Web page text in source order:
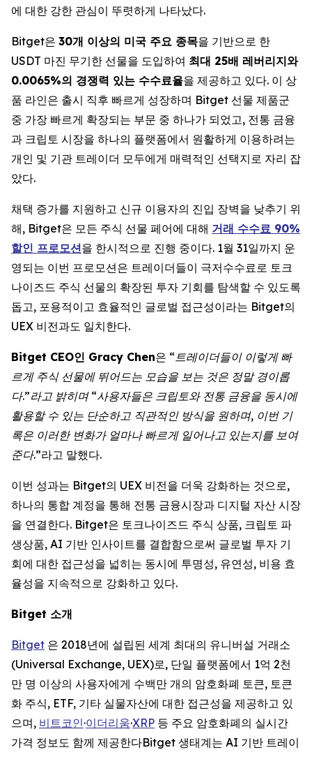
에 대한 강한 관심이 뚜렷하게 나타났다.
Bitget은 30개 이상의 미국 주요 종목을 기반으로 한
USDT 마진 무기한 선물을 도입하여 최대 25배 레버리지와
0.0065%의 경쟁력 있는 수수료율을 제공하고 있다. 이 상
품 라인은 출시 직후 빠르게 성장하며 Bitget 선물 제품군
중 가장 빠르게 확장되는 부문 중 하나가 되었고, 전통 금융
과 크립토 시장을 하나의 플랫폼에서 원활하게 이용하려는
개인 및 기관 트레이더 모두에게 매력적인 선택지로 자리 잡
았다.
채택 증가를 지원하고 신규 이용자의 진입 장벽을 낮추기 위
해, Bitget은 모든 주식 선물 페어에 대해 거래 수수료 90%
할인 프로모션을 한시적으로 진행 중이다. 1월 31일까지 운
영되는 이번 프로모션은 트레이더들이 극저수수료로 토크
나이즈드 주식 선물의 확장된 투자 기회를 탐색할 수 있도록
돕고, 포용적이고 효율적인 글로벌 접근성이라는 Bitget의
UEX 비전과도 일치한다.
Bitget CEO인 Gracy Chen은 “트레이더들이 이렇게 빠
르게 주식 선물에 뛰어드는 모습을 보는 것은 정말 경이롭
다.”라고 밝히며 “사용자들은 크립토와 전통 금융을 동시에
활용할 수 있는 단순하고 직관적인 방식을 원하며, 이번 기
록은 이러한 변화가 얼마나 빠르게 일어나고 있는지를 보여
준다.”라고 말했다.
이번 성과는 Bitget의 UEX 비전을 더욱 강화하는 것으로,
하나의 통합 계정을 통해 전통 금융시장과 디지털 자산 시장
을 연결한다. Bitget은 토크나이즈드 주식 상품, 크립토 파
생상품, AI 기반 인사이트를 결합함으로써 글로벌 투자 기
회에 대한 접근성을 넓히는 동시에 투명성, 유연성, 비용 효
율성을 지속적으로 강화하고 있다.
Bitget 소개
Bitget 은 2018년에 설립된 세계 최대의 유니버설 거래소
(Universal Exchange, UEX)로, 단일 플랫폼에서 1억 2천
만 명 이상의 사용자에게 수백만 개의 암호화폐 토큰, 토큰
화 주식, ETF, 기타 실물자산에 대한 접근성을 제공하고 있
으며, 비트코인·이더리움·XRP 등 주요 암호화폐의 실시간
가격 정보도 함께 제공한다Bitget 생태계는 AI 기반 트레이